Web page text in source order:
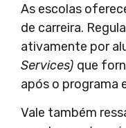
As escolas
de carreira.
ativamente por
Services) que
após o programa
Vale também